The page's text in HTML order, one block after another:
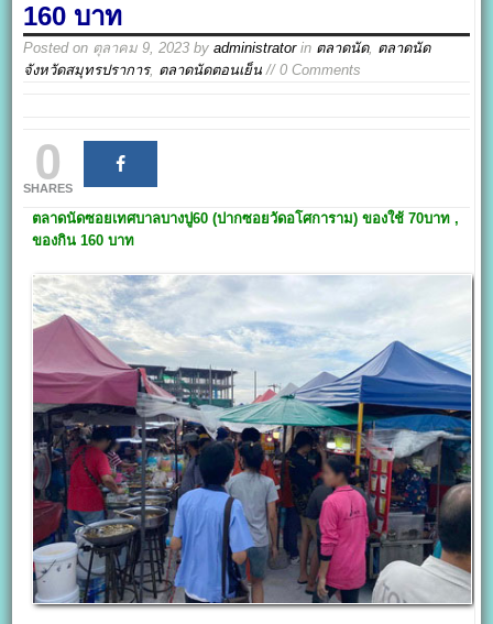
160 บาท
Posted on ตุลาคม 9, 2023 byadministratorin ตลาดนัด, ตลาดนัด
จังหวัดสมุทรปราการ, ตลาดนัดตอนเย็น // 0 Comments
0
SHARES
ตลาดนัดซอยเทศบาลบางปู60 (ปากซอยวัดอโศการาม) ของใช้ 70บาท ,
ของกิน 160 บาท